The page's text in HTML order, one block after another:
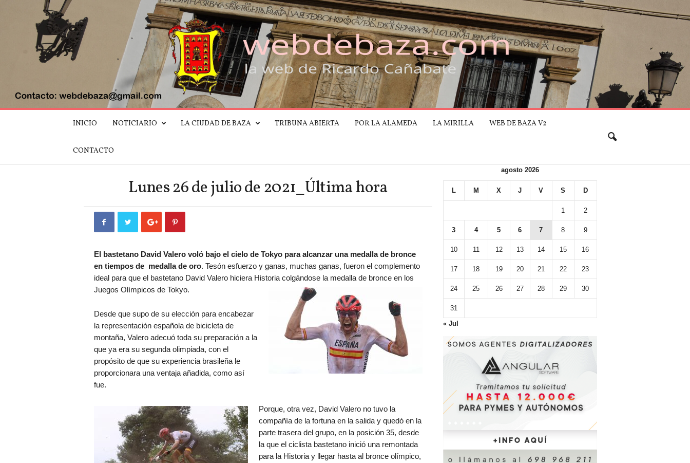
B
INICIO NOTICIARIO LA CIUDAD DE BAZA TRIBUNA ABIERTA POR LA ALAMEDA LA MIRILLA WEB DE BAZA V2
CONTACTO
Lunes 26 de julio de 2021_Última hora
El bastetano David Valero voló bajo el cielo de Tokyo para alcanzar una medalla de bronce
en tiempos de medalla de oro. Tesón esfuerzo y ganas, muchas ganas, fueron el complemento
ideal para que el bastetano David Valero hiciera Historia colgándose la medalla de bronce en los
Juegos Olímpicos de Tokyo.
Desde que supo de su elección para encabezar
la representación española de bicicleta de
montaña, Valero adecuó toda su preparación a la
que ya era su segunda olimpiada, con el
propósito de que su experiencia brasileña le
proporcionara una ventaja añadida, como así
fue.
Porque, otra vez, David Valero no tuvo la
compañía de la fortuna en la salida y quedó en la
parte trasera del grupo, en la posición 35, desde
la que el ciclista bastetano inició una remontada
para la Historia y llegar hasta al bronce olímpico,
agosto 2026
L M X J V S D
1 2
3 4 5 6 7 8 9
10 11 12 13 14 15 16
17 18 19 20 21 22 23
24 25 26 27 28 29 30
31
« Jul